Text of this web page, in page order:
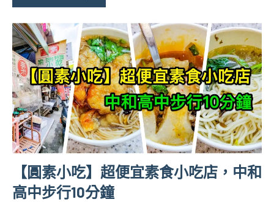
【圓素小吃】超便宜素食小吃店，中和
高中步行10分鐘